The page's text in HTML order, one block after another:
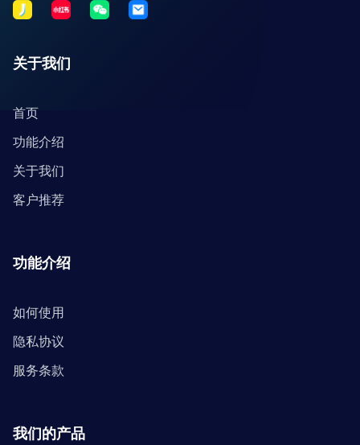
关于我们
首页
功能介绍
关于我们
客户推荐
功能介绍
如何使用
隐私协议
服务条款
我们的产品